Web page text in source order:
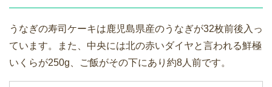
うなぎの寿司ケーキは鹿児島県産のうなぎが32枚前後入っ
ています。また、中央には北の赤いダイヤと言われる鮮極
いくらが250g、ご飯がその下にあり約8人前です。